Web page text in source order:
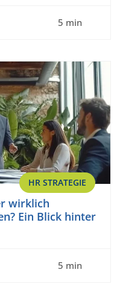
5 min
HR STRATEGIE
wirklich
Ein Blick hinter
5 min